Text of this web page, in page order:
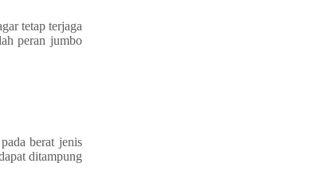
tetap terjaga
peran jumbo
berat jenis
ditampung